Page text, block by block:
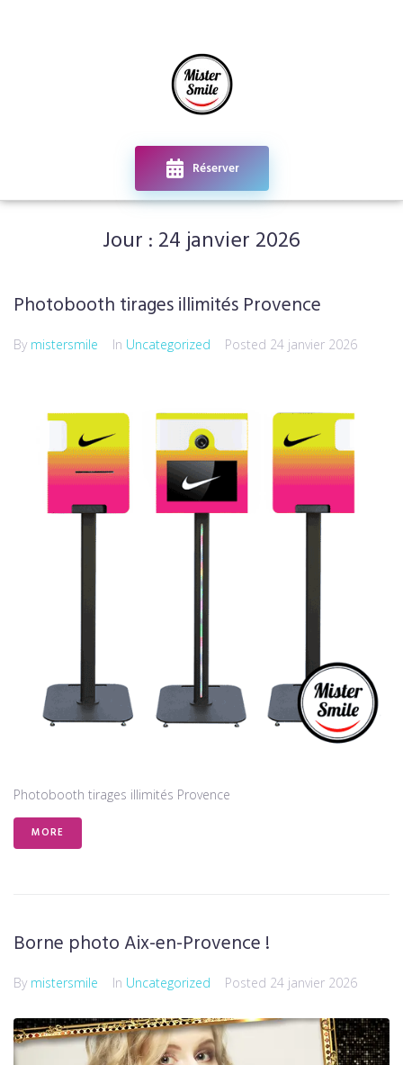
Réserver
Jour : 24 janvier 2026
Photobooth tirages illimités Provence
By mistersmile In Uncategorized Posted 24 janvier 2026
Photobooth tirages illimités Provence
MORE
Borne photo Aix-en-Provence !
By mistersmile In Uncategorized Posted 24 janvier 2026